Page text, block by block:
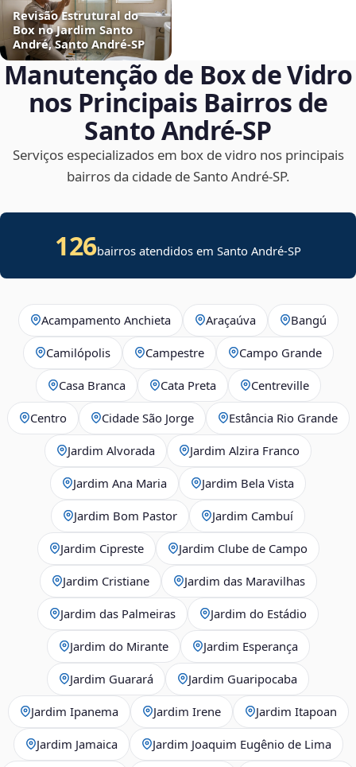
Revisão Estrutural do
Box no Jardim Santo
André, Santo André‑SP
Manutenção de Box de Vidro
nos Principais Bairros de
Santo André‑SP
Serviços especializados em box de vidro nos principais
bairros da cidade de Santo André‑SP.
126bairros atendidos em Santo André-SP
Acampamento Anchieta Araçaúva Bangú
Camilópolis Campestre Campo Grande
Casa Branca Cata Preta Centreville
Centro Cidade São Jorge Estância Rio Grande
Jardim Alvorada Jardim Alzira Franco
Jardim Ana Maria Jardim Bela Vista
Jardim Bom Pastor Jardim Cambuí
Jardim Cipreste Jardim Clube de Campo
Jardim Cristiane Jardim das Maravilhas
Jardim das Palmeiras Jardim do Estádio
Jardim do Mirante Jardim Esperança
Jardim Guarará Jardim Guaripocaba
Jardim Ipanema Jardim Irene Jardim Itapoan
Jardim Jamaica Jardim Joaquim Eugênio de Lima